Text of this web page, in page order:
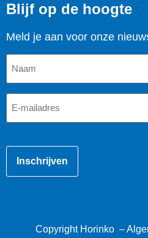
Blijf op de hoogte
Meld je aan voor onze
Naam
E-
mailadres
Copyright Horinko –